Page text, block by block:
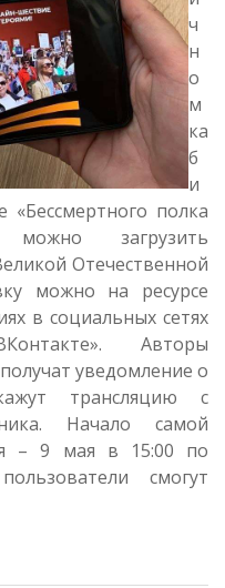
ч
н
о
м
ка
б
и
полка
загрузить
Отечественной
можно на ресурсе
в социальных сетях
Авторы
уведомление о
трансляцию с
Начало самой
– 9 мая в 15:00 по
смогут